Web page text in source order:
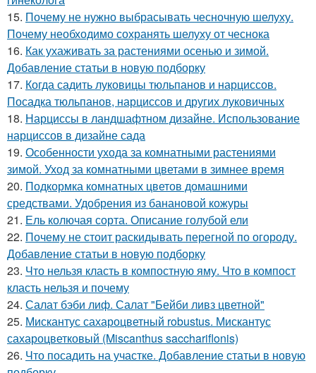
15. Почему не нужно выбрасывать чесночную шелуху.
Почему необходимо сохранять шелуху от чеснока
16. Как ухаживать за растениями осенью и зимой.
Добавление статьи в новую подборку
17. Когда садить луковицы тюльпанов и нарциссов.
Посадка тюльпанов, нарциссов и других луковичных
18. Нарциссы в ландшафтном дизайне. Использование
нарциссов в дизайне сада
19. Особенности ухода за комнатными растениями
зимой. Уход за комнатными цветами в зимнее время
20. Подкормка комнатных цветов домашними
средствами. Удобрения из банановой кожуры
21. Ель колючая сорта. Описание голубой ели
22. Почему не стоит раскидывать перегной по огороду.
Добавление статьи в новую подборку
23. Что нельзя класть в компостную яму. Что в компост
класть нельзя и почему
24. Салат бэби лиф. Салат "Бейби ливз цветной"
25. Мискантус сахароцветный robustus. Мискантус
сахароцветковый (Miscanthus sacchariflonis)
26. Что посадить на участке. Добавление статьи в новую